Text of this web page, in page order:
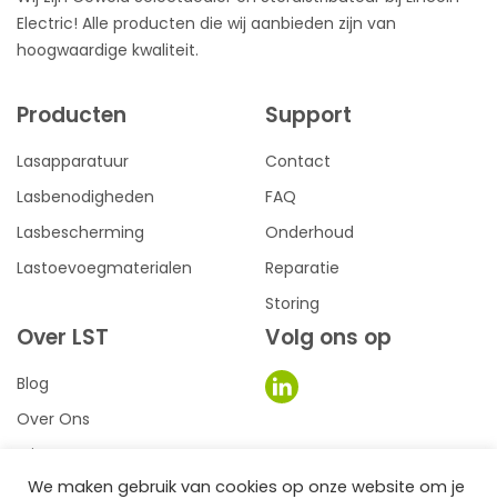
Electric! Alle producten die wij aanbieden zijn van
hoogwaardige kwaliteit.
Producten
Lasapparatuur
Lasbenodigheden
Lasbescherming
Lastoevoegmaterialen
Support
Contact
FAQ
Onderhoud
Reparatie
Storing
Over LST
Blog
Over Ons
Privacy
Voorwaarden
Volg ons op
We maken gebruik van cookies op onze website om je